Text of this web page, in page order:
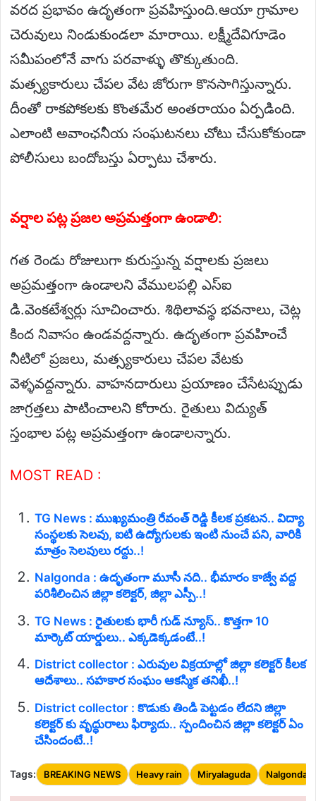
వరద ప్రభావం ఉదృతంగా ప్రవహిస్తుంది.ఆయా గ్రామాల
చెరువులు నిండుకుండలా మారాయి. లక్ష్మీదేవిగూడెం
సమీపంలోనే వాగు పరవాళ్ళు తొక్కుతుంది.
మత్స్యకారులు చేపల వేట జోరుగా కొనసాగిస్తున్నారు.
దీంతో రాకపోకలకు కొంతమేర అంతరాయం ఏర్పడింది.
ఎలాంటి అవాంఛనీయ సంఘటనలు చోటు చేసుకోకుండా
పోలీసులు బందోబస్తు ఏర్పాటు చేశారు.
వర్షాల పట్ల ప్రజల అప్రమత్తంగా ఉండాలి:
గత రెండు రోజులుగా కురుస్తున్న వర్షాలకు ప్రజలు
అప్రమత్తంగా ఉండాలని వేములపల్లి ఎస్ఐ
డి.వెంకటేశ్వర్లు సూచించారు. శిథిలావస్థ భవనాలు, చెట్ల
కింద నివాసం ఉండవద్దన్నారు. ఉదృతంగా ప్రవహించే
నీటిలో ప్రజలు, మత్స్యకారులు చేపల వేటకు
వెళ్ళవద్దన్నారు. వాహనదారులు ప్రయాణం చేసేటప్పుడు
జాగ్రత్తలు పాటించాలని కోరారు. రైతులు విద్యుత్
స్తంభాల పట్ల అప్రమత్తంగా ఉండాలన్నారు.
MOST READ :
TG News : ముఖ్యమంత్రి రేవంత్ రెడ్డి కీలక ప్రకటన.. విద్యా
సంస్థలకు సెలవు, ఐటి ఉద్యోగులకు ఇంటి నుంచే పని, వారికి
మాత్రం సెలవులు రద్దు..!
Nalgonda : ఉదృతంగా మూసీ నది.. భీమారం కాజ్వే వద్ద
పరిశీలించిన జిల్లా కలెక్టర్, జిల్లా ఎస్పీ..!
TG News : రైతులకు భారీ గుడ్ న్యూస్.. కొత్తగా 10
మార్కెట్ యార్డులు.. ఎక్కడెక్కడంటే..!
District collector : ఎరువుల విక్రయాల్లో జిల్లా కలెక్టర్ కీలక
ఆదేశాలు.. సహకార సంఘం ఆకస్మిక తనిఖీ..!
District collector : కొడుకు తిండి పెట్టడం లేదని జిల్లా
కలెక్టర్ కు వృద్ధురాలు ఫిర్యాదు.. స్పందించిన జిల్లా కలెక్టర్ ఏం
చేసిందంటే..!
Tags: BREAKING NEWS Heavy rain Miryalaguda Nalgonda